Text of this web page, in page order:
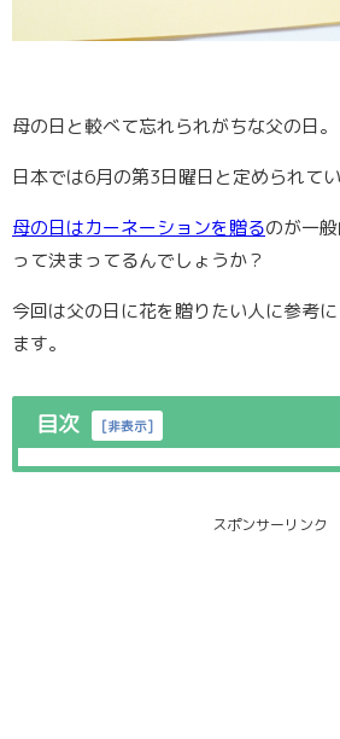
母の日と較べて忘れられがちな父の日。
日本では6月の第3日曜日と定められてい
母の日はカーネーションを贈るのが一
って決まってるんでしょうか？
今回は父の日に花を贈りたい人に参考
ます。
目次 [非表示]
スポンサーリンク